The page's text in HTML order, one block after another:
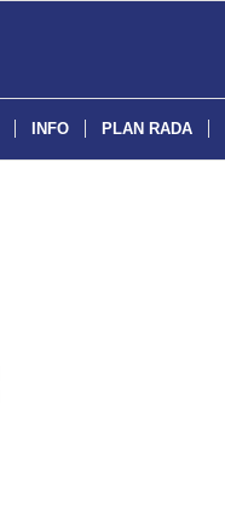
INFO PLAN RADA